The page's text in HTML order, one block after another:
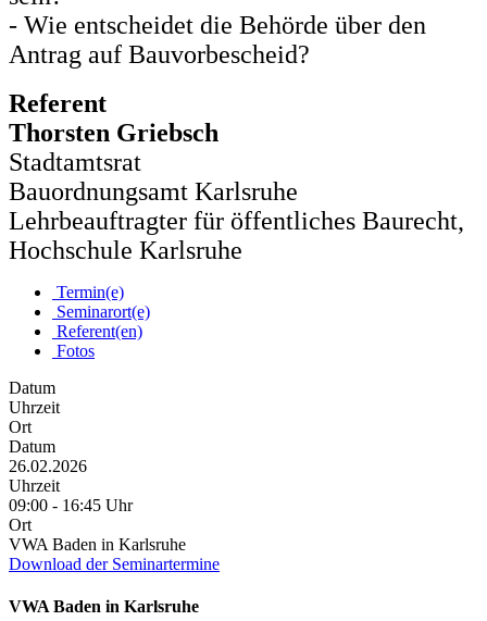
- Wie entscheidet die Behörde über den
Antrag auf Bauvorbescheid?
Referent
Thorsten Griebsch
Stadtamtsrat
Bauordnungsamt Karlsruhe
Lehrbeauftragter für öffentliches Baurecht,
Hochschule Karlsruhe
Termin(e)
Seminarort(e)
Referent(en)
Fotos
Datum
Uhrzeit
Ort
Datum
26.02.2026
Uhrzeit
09:00 - 16:45 Uhr
Ort
VWA Baden in Karlsruhe
Download der Seminartermine
VWA Baden in Karlsruhe